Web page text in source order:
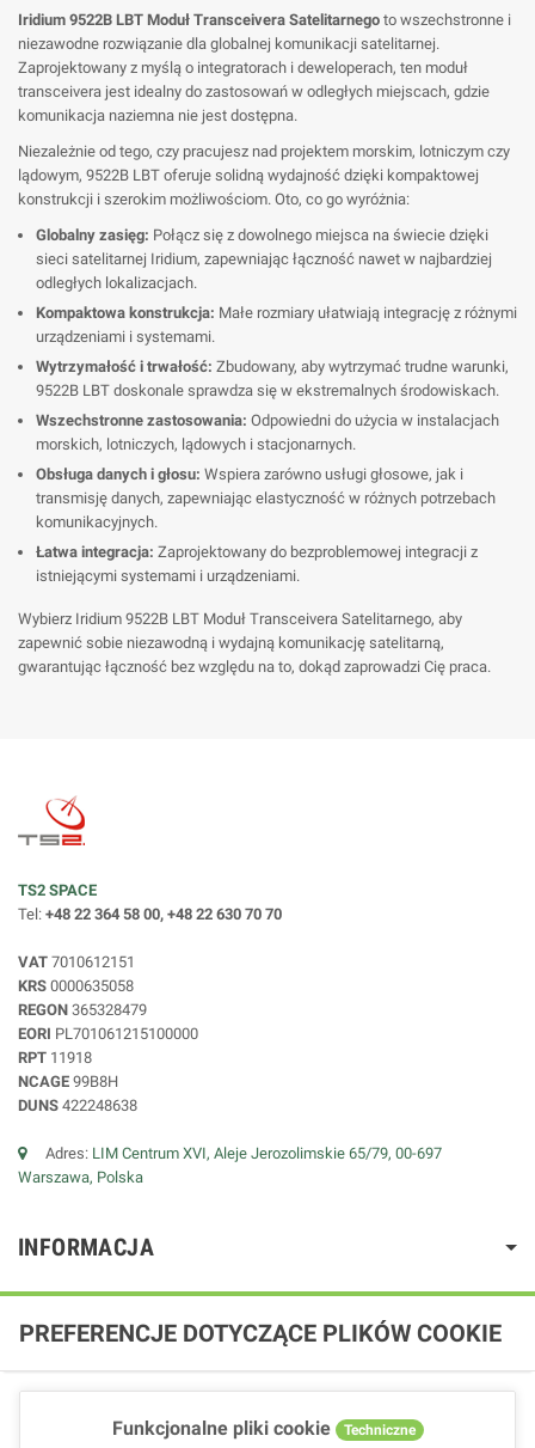
Iridium 9522B LBT Moduł Transceivera Satelitarnego to wszechstronne i
niezawodne rozwiązanie dla globalnej komunikacji satelitarnej.
Zaprojektowany z myślą o integratorach i deweloperach, ten moduł
transceivera jest idealny do zastosowań w odległych miejscach, gdzie
komunikacja naziemna nie jest dostępna.
Niezależnie od tego, czy pracujesz nad projektem morskim, lotniczym czy
lądowym, 9522B LBT oferuje solidną wydajność dzięki kompaktowej
konstrukcji i szerokim możliwościom. Oto, co go wyróżnia:
Globalny zasięg: Połącz się z dowolnego miejsca na świecie dzięki
sieci satelitarnej Iridium, zapewniając łączność nawet w najbardziej
odległych lokalizacjach.
Kompaktowa konstrukcja: Małe rozmiary ułatwiają integrację z różnymi
urządzeniami i systemami.
Wytrzymałość i trwałość: Zbudowany, aby wytrzymać trudne warunki,
9522B LBT doskonale sprawdza się w ekstremalnych środowiskach.
Wszechstronne zastosowania: Odpowiedni do użycia w instalacjach
morskich, lotniczych, lądowych i stacjonarnych.
Obsługa danych i głosu: Wspiera zarówno usługi głosowe, jak i
transmisję danych, zapewniając elastyczność w różnych potrzebach
komunikacyjnych.
Łatwa integracja: Zaprojektowany do bezproblemowej integracji z
istniejącymi systemami i urządzeniami.
Wybierz Iridium 9522B LBT Moduł Transceivera Satelitarnego, aby
zapewnić sobie niezawodną i wydajną komunikację satelitarną,
gwarantując łączność bez względu na to, dokąd zaprowadzi Cię praca.
TS2 SPACE
Tel: +48 22 364 58 00, +48 22 630 70 70
VAT 7010612151
KRS 0000635058
REGON 365328479
EORI PL701061215100000
RPT 11918
NCAGE 99B8H
DUNS 422248638
Adres: LIM Centrum XVI, Aleje Jerozolimskie 65/79, 00-697
Warszawa, Polska
INFORMACJA
PREFERENCJE DOTYCZĄCE PLIKÓW COOKIE
Funkcjonalne pliki cookie Techniczne